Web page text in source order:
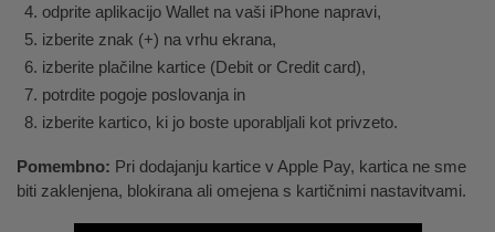
odprite aplikacijo Wallet na vaši iPhone napravi,
izberite znak (+) na vrhu ekrana,
izberite plačilne kartice (Debit or Credit card),
potrdite pogoje poslovanja in
izberite kartico, ki jo boste uporabljali kot privzeto.
Pomembno: Pri dodajanju kartice v Apple Pay, kartica ne sme
biti zaklenjena, blokirana ali omejena s kartičnimi nastavitvami.